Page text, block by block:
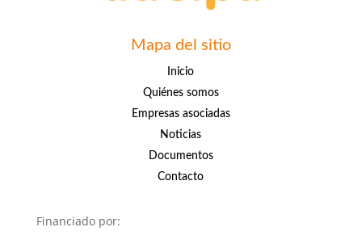
Mapa del sitio
Inicio
Quiénes somos
Empresas asociadas
Noticias
Documentos
Contacto
Financiado por: